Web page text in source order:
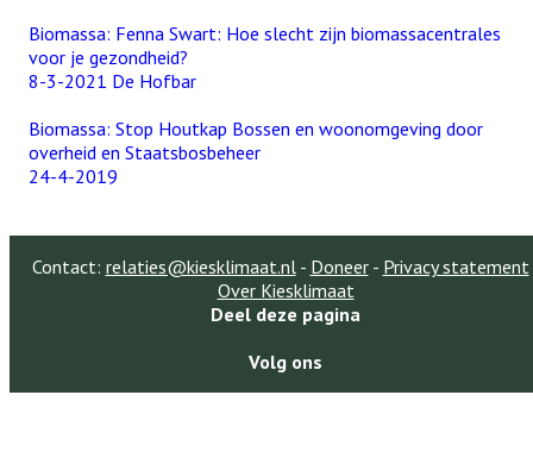
Biomassa: Fenna Swart: Hoe slecht zijn biomassacentrales
voor je gezondheid?
8-3-2021 De Hofbar
Biomassa: Stop Houtkap Bossen en woonomgeving door
overheid en Staatsbosbeheer
24-4-2019
Contact: relaties@kiesklimaat.nl- Doneer- Privacy statement
Over Kiesklimaat
Deel deze pagina
Volg ons